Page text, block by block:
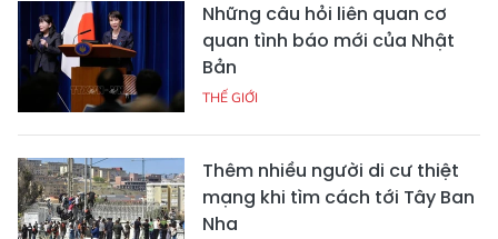
Những câu hỏi liên quan cơ
quan tình báo mới của Nhật
Bản
THẾ GIỚI
Thêm nhiều người di cư thiệt
mạng khi tìm cách tới Tây Ban
Nha